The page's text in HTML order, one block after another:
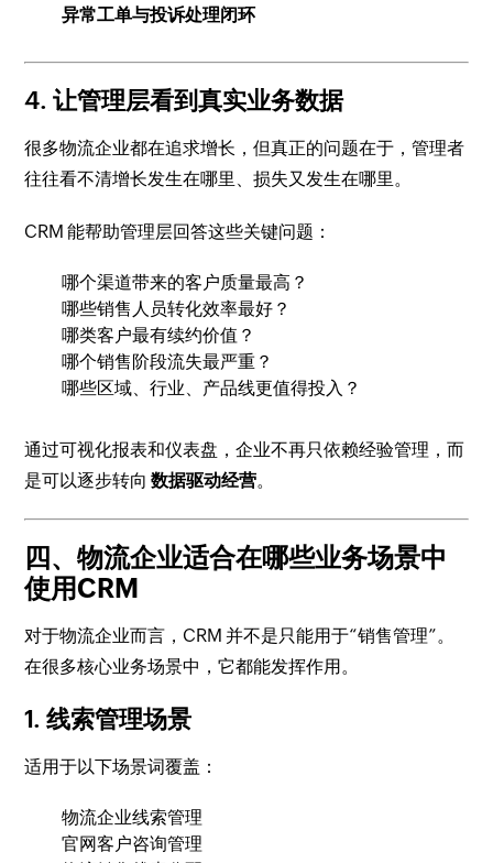
异常工单与投诉处理闭环
4. 让管理层看到真实业务数据
很多物流企业都在追求增长，但真正的问题在于，管理者
往往看不清增长发生在哪里、损失又发生在哪里。
CRM 能帮助管理层回答这些关键问题：
哪个渠道带来的客户质量最高？
哪些销售人员转化效率最好？
哪类客户最有续约价值？
哪个销售阶段流失最严重？
哪些区域、行业、产品线更值得投入？
通过可视化报表和仪表盘，企业不再只依赖经验管理，而
是可以逐步转向数据驱动经营。
四、物流企业适合在哪些业务场景中
使用CRM
对于物流企业而言，CRM 并不是只能用于“销售管理”。
在很多核心业务场景中，它都能发挥作用。
1. 线索管理场景
适用于以下场景词覆盖：
物流企业线索管理
官网客户咨询管理